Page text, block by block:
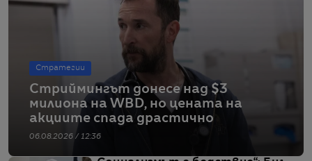
Стратегии
Стриймингът донесе над $3
милиона на WBD, но цената на
акциите спада драстично
06.08.2026 / 12:36